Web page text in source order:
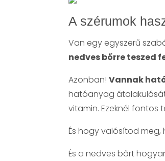
A szérumok
Van egy egyszerű
nedves bőrre teszed
Azonban!Vannak
hatóanyag
vitamin. Ezeknél fontos
És hogy valósítod
És a nedves bőrt